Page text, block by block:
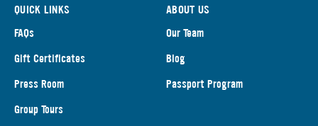
QUICK LINKS
FAQs
Gift Certificates
Press Room
Group Tours
ABOUT US
Our Team
Blog
Passport Program